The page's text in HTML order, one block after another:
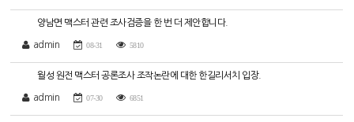
양남면 맥스터 관련 조사검증을 한 번 더 제안합니다.
admin 08-31 5810
월성 원전 맥스터 공론조사 조작논란에 대한 한길리서치 입장.
admin 07-30 6851